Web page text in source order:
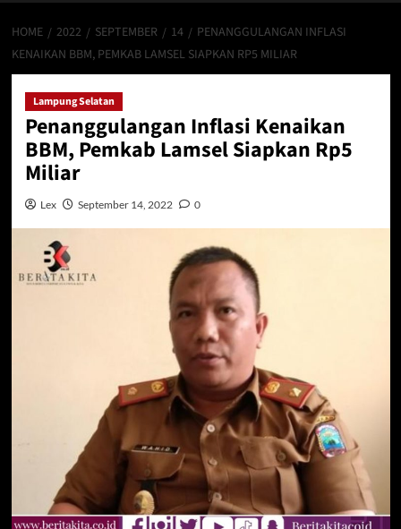
HOME 2022 SEPTEMBER 14
PENANGGULANGAN INFLASI
KENAIKAN BBM, PEMKAB LAMSEL SIAPKAN RP5 MILIAR
Lampung Selatan
Penanggulangan Inflasi Kenaikan
BBM, Pemkab Lamsel Siapkan Rp5
Miliar
Lex September 14, 2022 0